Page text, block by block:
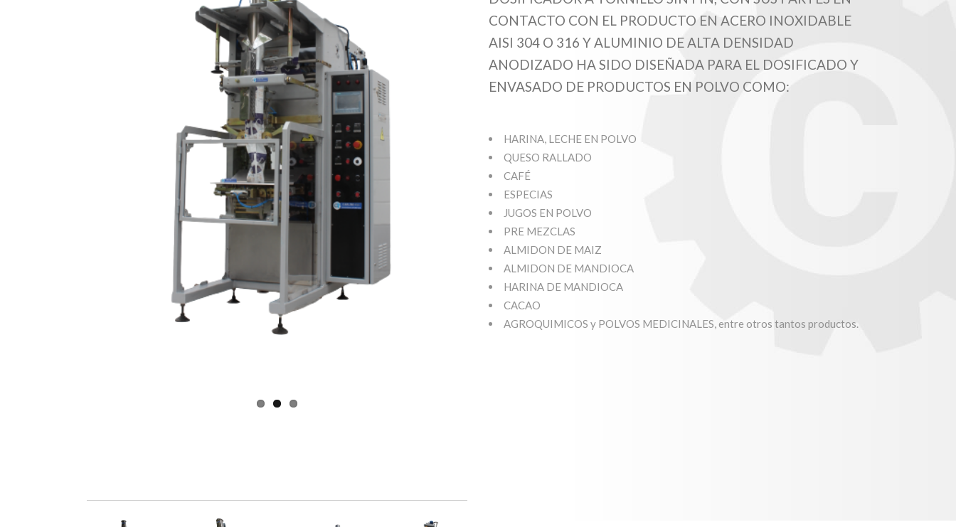
CONTACTO CON EL PRODUCTO EN ACERO INOXIDABLE
AISI 304 O 316 Y ALUMINIO DE ALTA DENSIDAD
ANODIZADO HA SIDO DISEÑADA PARA EL DOSIFICADO Y
ENVASADO DE PRODUCTOS EN POLVO COMO:
HARINA, LECHE EN POLVO
QUESO RALLADO
CAFÉ
ESPECIAS
JUGOS EN POLVO
PRE MEZCLAS
ALMIDON DE MAIZ
ALMIDON DE MANDIOCA
HARINA DE MANDIOCA
CACAO
AGROQUIMICOS y POLVOS MEDICINALES, entre otros tantos productos.